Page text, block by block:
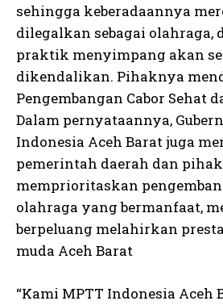
sehingga keberadaannya
dilegalkan sebagai
praktik menyimpang akan
dikendalikan. Pihaknya
Pengembangan Cabor Sehat
Dalam pernyataannya,
Indonesia Aceh Barat juga
pemerintah daerah dan
memprioritaskan
olahraga yang bermanfaat,
berpeluang melahirkan
muda Aceh Barat
“Kami MPTT Indonesia Aceh